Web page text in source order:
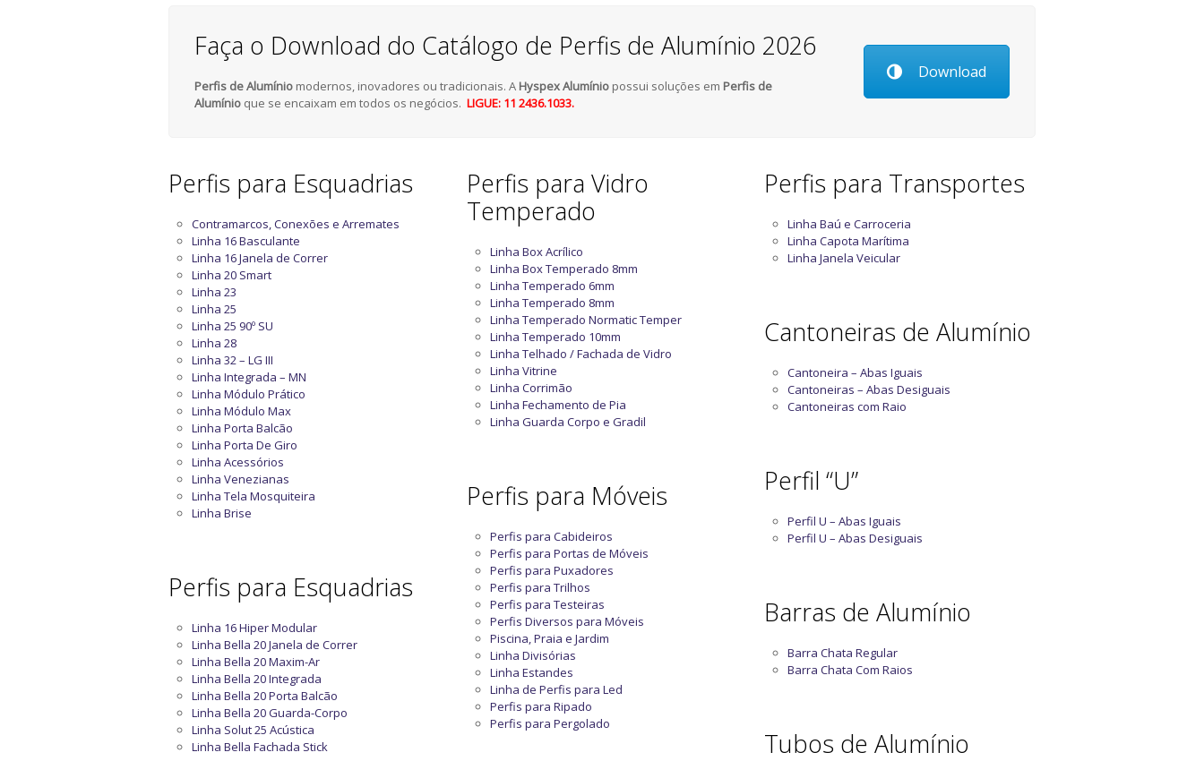
Faça o Download do Catálogo de Perfis de Alumínio 2026
Perfis de Alumínio modernos, inovadores ou tradicionais. A Hyspex Alumínio possui soluções em Perfis de
Alumínio que se encaixam em todos os negócios. LIGUE: 11 2436.1033.
Download
Perfis para Esquadrias
Contramarcos, Conexões e Arremates
Linha 16 Basculante
Linha 16 Janela de Correr
Linha 20 Smart
Linha 23
Linha 25
Linha 25 90º SU
Linha 28
Linha 32 – LG III
Linha Integrada – MN
Linha Módulo Prático
Linha Módulo Max
Linha Porta Balcão
Linha Porta De Giro
Linha Acessórios
Linha Venezianas
Linha Tela Mosquiteira
Linha Brise
Perfis para Esquadrias
Linha 16 Hiper Modular
Linha Bella 20 Janela de Correr
Linha Bella 20 Maxim-Ar
Linha Bella 20 Integrada
Linha Bella 20 Porta Balcão
Linha Bella 20 Guarda-Corpo
Linha Solut 25 Acústica
Linha Bella Fachada Stick
Perfis para Vidro
Temperado
Linha Box Acrílico
Linha Box Temperado 8mm
Linha Temperado 6mm
Linha Temperado 8mm
Linha Temperado Normatic Temper
Linha Temperado 10mm
Linha Telhado / Fachada de Vidro
Linha Vitrine
Linha Corrimão
Linha Fechamento de Pia
Linha Guarda Corpo e Gradil
Perfis para Móveis
Perfis para Cabideiros
Perfis para Portas de Móveis
Perfis para Puxadores
Perfis para Trilhos
Perfis para Testeiras
Perfis Diversos para Móveis
Piscina, Praia e Jardim
Linha Divisórias
Linha Estandes
Linha de Perfis para Led
Perfis para Ripado
Perfis para Pergolado
Perfis para Transportes
Linha Baú e Carroceria
Linha Capota Marítima
Linha Janela Veicular
Cantoneiras de Alumínio
Cantoneira – Abas Iguais
Cantoneiras – Abas Desiguais
Cantoneiras com Raio
Perfil “U”
Perfil U – Abas Iguais
Perfil U – Abas Desiguais
Barras de Alumínio
Barra Chata Regular
Barra Chata Com Raios
Tubos de Alumínio